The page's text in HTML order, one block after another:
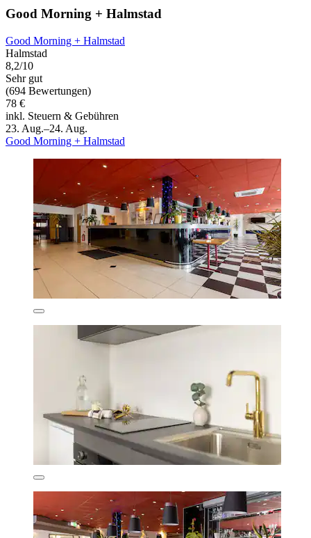
Good Morning + Halmstad
Good Morning + Halmstad
Halmstad
8,2/10
Sehr gut
(694 Bewertungen)
78 €
inkl. Steuern & Gebühren
23. Aug.–24. Aug.
Good Morning + Halmstad